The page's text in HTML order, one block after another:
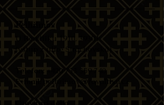
Pelhřimov
U Rendlíku 1910, 39301
(vstup z ulice Strachovská)​
Telefon +420 733 359 740
E-mail
pelhrimov@royalthai.cz
Otevírací doba ​